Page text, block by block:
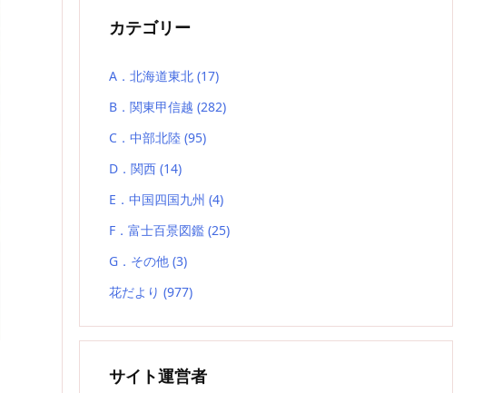
カテゴリー
A．北海道東北 (17)
B．関東甲信越 (282)
C．中部北陸 (95)
D．関西 (14)
E．中国四国九州 (4)
F．富士百景図鑑 (25)
G．その他 (3)
花だより (977)
サイト運営者